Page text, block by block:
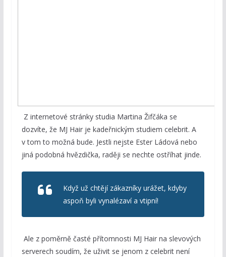
Z internetové stránky studia Martina Žifčáka se
dozvíte, že MJ Hair je kadeřnickým studiem celebrit. A
v tom to možná bude. Jestli nejste Ester Ládová nebo
jiná podobná hvězdička, raději se nechte ostříhat jinde.
Když už chtějí zákazníky urážet, kdyby
aspoň byli vynalézaví a vtipní!
Ale z poměrně časté přítomnosti MJ Hair na slevových
serverech soudím, že uživit se jenom z celebrit není